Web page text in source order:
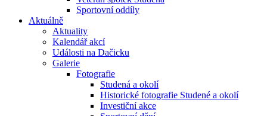
Sportovní oddíly
Aktuálně
Aktuality
Kalendář akcí
Události na Dačicku
Galerie
Fotografie
Studená a okolí
Historické fotografie Studené a okolí
Investiční akce